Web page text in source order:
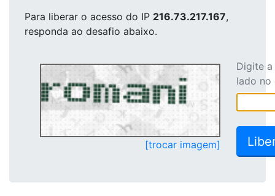
Para liberar o acesso do IP 216.73.217.167,
responda ao desafio abaixo.
[trocar imagem]
Digite
lado no